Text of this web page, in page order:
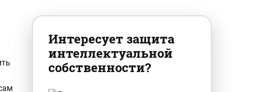
Интересует защита
интеллектуальной
собственности?